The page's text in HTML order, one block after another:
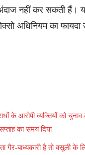
नहीं कर सकती हैं। यह
अधिनियम का फायदा
के आरोपी व्यक्तियों को
का समय दिया
गैर-बाध्यकारी है तो वसूली के